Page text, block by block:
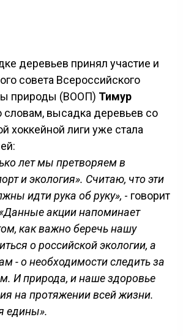
деревьев принял участие и
совета Всероссийского
природы (ВООП) Тимур
словам, высадка деревьев со
хоккейной лиги уже стала
лет мы претворяем в
и экология». Считаю, что эти
идти рука об руку», - говорит
«Данные акции напоминает
как важно беречь нашу
о российской экологии, а
- о необходимости следить за
И природа, и наше здоровье
на протяжении всей жизни.
едины».